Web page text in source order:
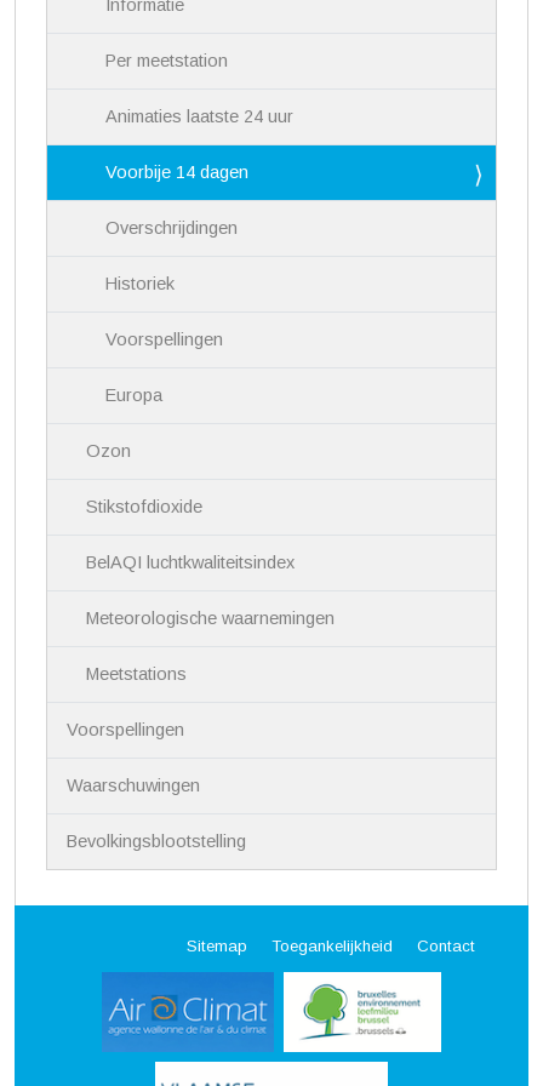
Informatie
Per meetstation
Animaties laatste 24 uur
Voorbije 14 dagen
Overschrijdingen
Historiek
Voorspellingen
Europa
Ozon
Stikstofdioxide
BelAQI luchtkwaliteitsindex
Meteorologische waarnemingen
Meetstations
Voorspellingen
Waarschuwingen
Bevolkingsblootstelling
Sitemap Toegankelijkheid Contact